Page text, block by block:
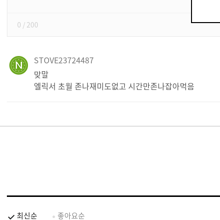
0 / 200
STOVE23724487
맞말
엘릭서 초월 존나재미도없고 시간만존나잡아먹음
최신순 좋아요순